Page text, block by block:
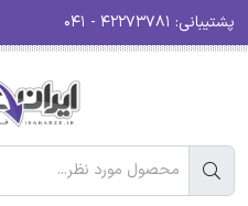
پشتیبانی: